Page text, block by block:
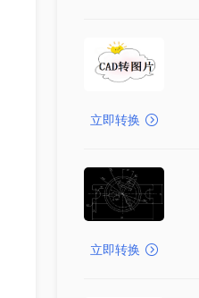
立即转换
立即转换